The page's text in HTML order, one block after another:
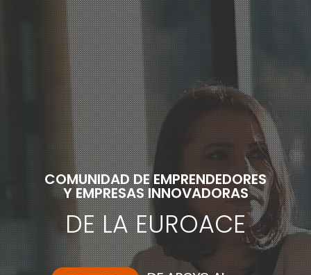
COMUNIDAD DE EMPRENDEDORES
Y EMPRESAS INNOVADORAS
DE LA EUROACE